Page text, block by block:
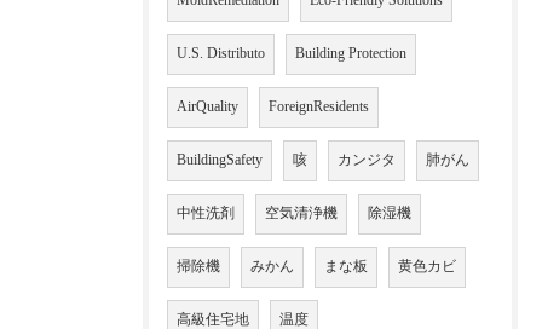
U.S. Distributo Building Protection
AirQuality ForeignResidents
BuildingSafety 咳 カンジタ 肺がん
中性洗剤 空気清浄機 除湿機
掃除機 みかん まな板 黄色カビ
高級住宅地 温度